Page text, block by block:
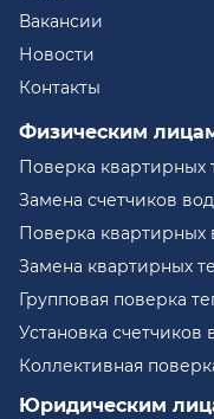
Вакансии
Новости
Контакты
Физическим
Поверка квартирных
Замена счетчиков
Поверка квартирных
Замена квартирных
Групповая поверка
Установка счетчиков
Коллективная
Юридическим